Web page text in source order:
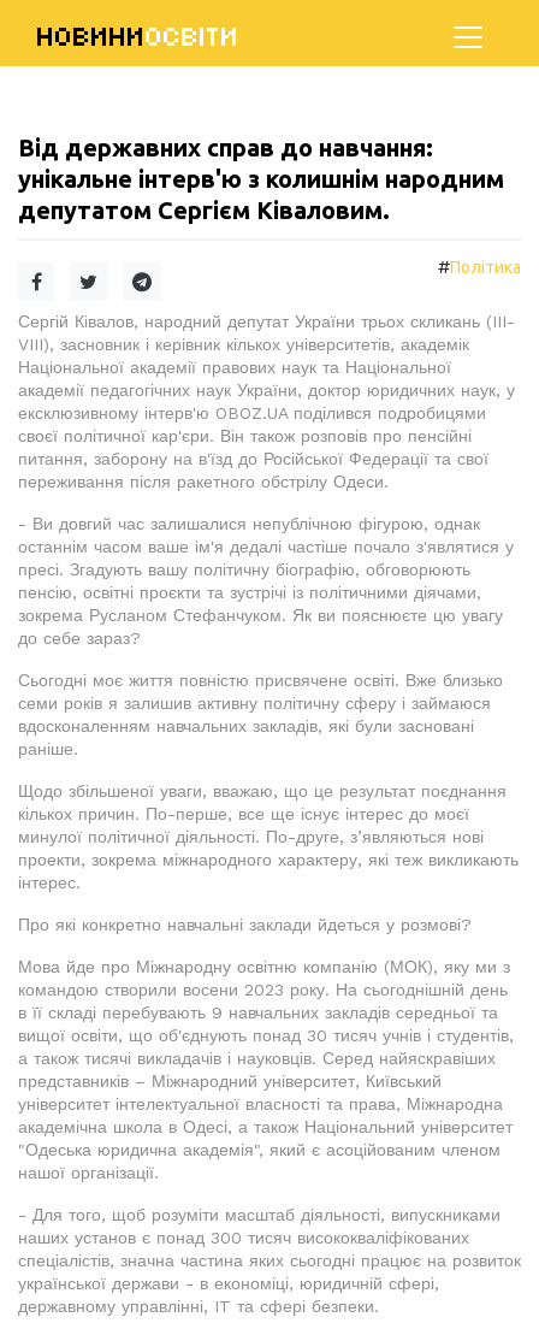
НОВИНИОСВІТИ
Від державних справ до навчання:
унікальне інтерв'ю з колишнім народним
депутатом Сергієм Ківаловим.
#Політика
Сергій Ківалов, народний депутат України трьох скликань (III-
VIII), засновник і керівник кількох університетів, академік
Національної академії правових наук та Національної
академії педагогічних наук України, доктор юридичних наук, у
ексклюзивному інтерв'ю OBOZ.UA поділився подробицями
своєї політичної кар'єри. Він також розповів про пенсійні
питання, заборону на в'їзд до Російської Федерації та свої
переживання після ракетного обстрілу Одеси.
- Ви довгий час залишалися непублічною фігурою, однак
останнім часом ваше ім'я дедалі частіше почало з'являтися у
пресі. Згадують вашу політичну біографію, обговорюють
пенсію, освітні проєкти та зустрічі із політичними діячами,
зокрема Русланом Стефанчуком. Як ви пояснюєте цю увагу
до себе зараз?
Сьогодні моє життя повністю присвячене освіті. Вже близько
семи років я залишив активну політичну сферу і займаюся
вдосконаленням навчальних закладів, які були засновані
раніше.
Щодо збільшеної уваги, вважаю, що це результат поєднання
кількох причин. По-перше, все ще існує інтерес до моєї
минулої політичної діяльності. По-друге, з’являються нові
проекти, зокрема міжнародного характеру, які теж викликають
інтерес.
Про які конкретно навчальні заклади йдеться у розмові?
Мова йде про Міжнародну освітню компанію (МОК), яку ми з
командою створили восени 2023 року. На сьогоднішній день
в її складі перебувають 9 навчальних закладів середньої та
вищої освіти, що об'єднують понад 30 тисяч учнів і студентів,
а також тисячі викладачів і науковців. Серед найяскравіших
представників – Міжнародний університет, Київський
університет інтелектуальної власності та права, Міжнародна
академічна школа в Одесі, а також Національний університет
"Одеська юридична академія", який є асоційованим членом
нашої організації.
- Для того, щоб розуміти масштаб діяльності, випускниками
наших установ є понад 300 тисяч висококваліфікованих
спеціалістів, значна частина яких сьогодні працює на розвиток
української держави - в економіці, юридичній сфері,
державному управлінні, IT та сфері безпеки.